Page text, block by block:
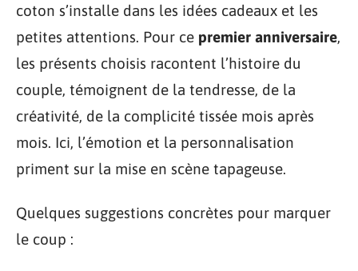
coton s’installe dans les idées cadeaux et les
petites attentions. Pour ce premier anniversaire,
les présents choisis racontent l’histoire du
couple, témoignent de la tendresse, de la
créativité, de la complicité tissée mois après
mois. Ici, l’émotion et la personnalisation
priment sur la mise en scène tapageuse.
Quelques suggestions concrètes pour marquer
le coup :